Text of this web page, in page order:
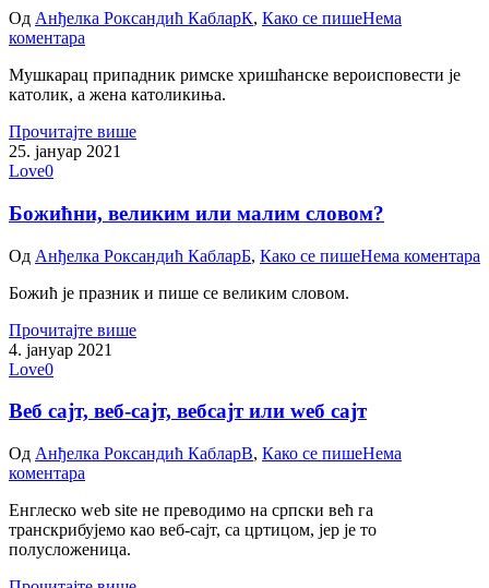
Од Анђелка Роксандић КабларК, Како се пишеНема
коментара
Мушкарац припадник римске хришћанске вероисповести је
католик, а жена католикиња.
Прочитајте више
25. јануар 2021
Love0
Божићни, великим или малим словом?
Од Анђелка Роксандић КабларБ, Како се пишеНема коментара
Божић је празник и пише се великим словом.
Прочитајте више
4. јануар 2021
Love0
Веб сајт, веб-сајт, вебсајт или wеб сајт
Од Анђелка Роксандић КабларВ, Како се пишеНема
коментара
Енглеско web site не преводимо на српски већ га
транскрибујемо као веб-сајт, са цртицом, јер је то
полусложеница.